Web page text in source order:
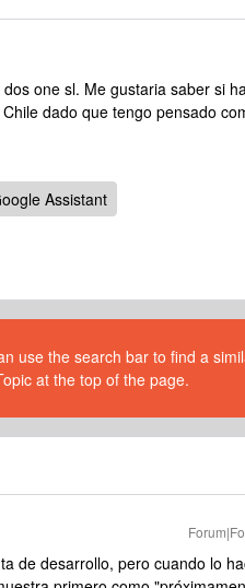
one sl. Me gustaria saber si
dado que tengo pensado
Assistant
use the search bar to find a
at the top of the page.
de desarrollo, pero cuando lo